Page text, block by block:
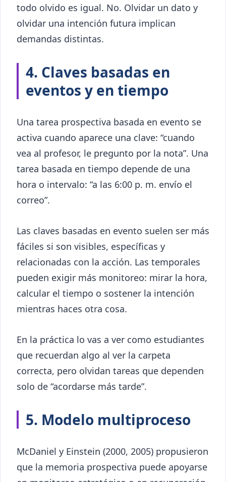
todo olvido es igual. No. Olvidar un dato y
olvidar una intención futura implican
demandas distintas.
4. Claves basadas en
eventos y en tiempo
Una tarea prospectiva basada en evento se
activa cuando aparece una clave: “cuando
vea al profesor, le pregunto por la nota”. Una
tarea basada en tiempo depende de una
hora o intervalo: “a las 6:00 p. m. envío el
correo”.
Las claves basadas en evento suelen ser más
fáciles si son visibles, específicas y
relacionadas con la acción. Las temporales
pueden exigir más monitoreo: mirar la hora,
calcular el tiempo o sostener la intención
mientras haces otra cosa.
En la práctica lo vas a ver como estudiantes
que recuerdan algo al ver la carpeta
correcta, pero olvidan tareas que dependen
solo de “acordarse más tarde”.
5. Modelo multiproceso
McDaniel y Einstein (2000, 2005) propusieron
que la memoria prospectiva puede apoyarse